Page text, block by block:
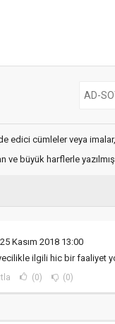
edici cümleler veya
ve büyük harflerle
Kasım 2018 13:00
ilgili hic bir faaliyet
(0) (0)